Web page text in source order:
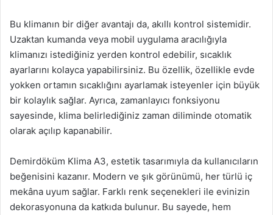
Bu klimanın bir diğer avantajı da, akıllı kontrol sistemidir.
Uzaktan kumanda veya mobil uygulama aracılığıyla
klimanızı istediğiniz yerden kontrol edebilir, sıcaklık
ayarlarını kolayca yapabilirsiniz. Bu özellik, özellikle evde
yokken ortamın sıcaklığını ayarlamak isteyenler için büyük
bir kolaylık sağlar. Ayrıca, zamanlayıcı fonksiyonu
sayesinde, klima belirlediğiniz zaman diliminde otomatik
olarak açılıp kapanabilir.
Demirdöküm Klima A3, estetik tasarımıyla da kullanıcıların
beğenisini kazanır. Modern ve şık görünümü, her türlü iç
mekâna uyum sağlar. Farklı renk seçenekleri ile evinizin
dekorasyonuna da katkıda bulunur. Bu sayede, hem